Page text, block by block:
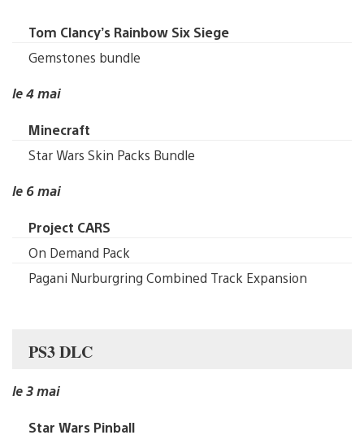
Tom Clancy’s Rainbow Six Siege
Gemstones bundle
le 4 mai
Minecraft
Star Wars Skin Packs Bundle
le 6 mai
Project CARS
On Demand Pack
Pagani Nurburgring Combined Track Expansion
PS3 DLC
le 3 mai
Star Wars Pinball